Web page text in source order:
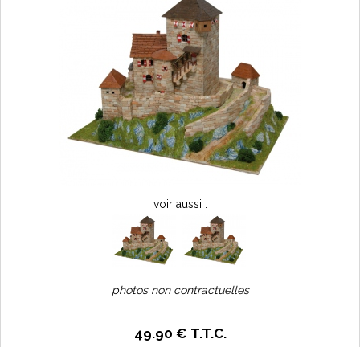
voir aussi :
photos non contractuelles
49.90 € T.T.C.